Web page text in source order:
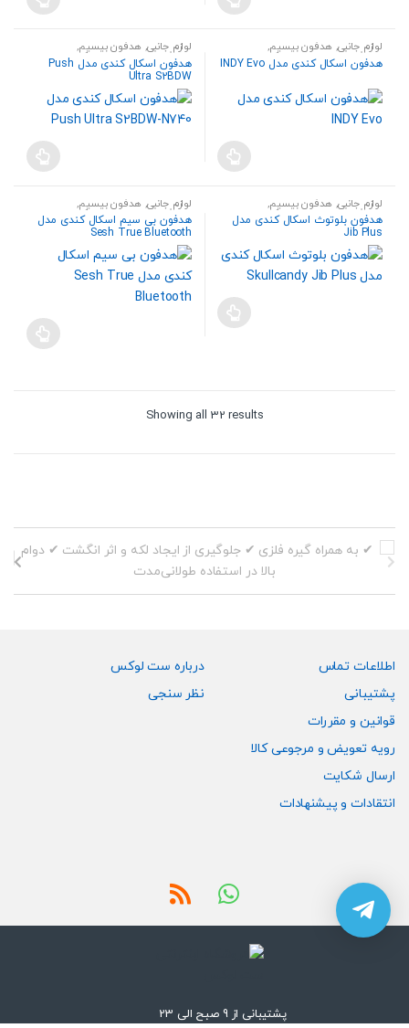
لوازم جانبی, هدفون بیسیم,
هندزفری،هدست و اسپیکر
هدفون اسکال کندی مدل INDY Evo
لوازم جانبی, هدفون بیسیم,
هندزفری،هدست و اسپیکر هدفون اسکال کندی مدل Push
Ultra S2BDW
لوازم جانبی, هدفون بیسیم,
هندزفری،هدست و اسپیکر
هدفون بلوتوث اسکال کندی مدل
Jib Plus
لوازم جانبی, هدفون بیسیم,
هندزفری،هدست و اسپیکر
هدفون بی سیم اسکال کندی مدل
Sesh True Bluetooth
Showing all 32 results
l
اطلاعات تماس
پشتیبانی
قوانین و مقررات
رویه تعویض و مرجوعی کالا
ارسال شکایت
انتقادات و پیشنهادات
درباره ست لوکس
نظر سنجی
پشتیبانی از 9 صبح الی 23